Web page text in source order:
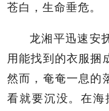
苍白，生命垂危。
龙湘平迅速安
用能找到的衣服捆
然而，奄奄一息的
看就要沉没。在